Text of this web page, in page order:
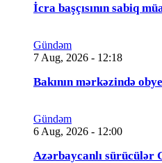
İcra başçısının sabiq
Gündəm
7 Aug, 2026 - 12:18
Bakının mərkəzində
Gündəm
6 Aug, 2026 - 12:00
Azərbaycanlı sürücülər